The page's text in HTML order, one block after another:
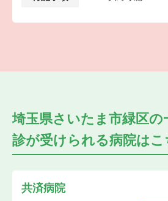
埼玉県さいたま市緑区の
診が受けられる病院はこ
共済病院